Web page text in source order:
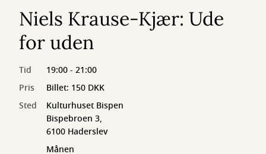
Niels Krause-Kjær: Ude
for uden
Tid
19:00 - 21:00
Pris
Billet: 150 DKK
Sted
Kulturhuset Bispen
Bispebroen 3,
6100 Haderslev
Månen